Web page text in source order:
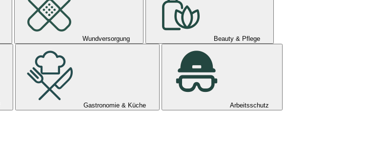
Wundversorgung Beauty & Pflege
Gastronomie & Küche Arbeitsschutz